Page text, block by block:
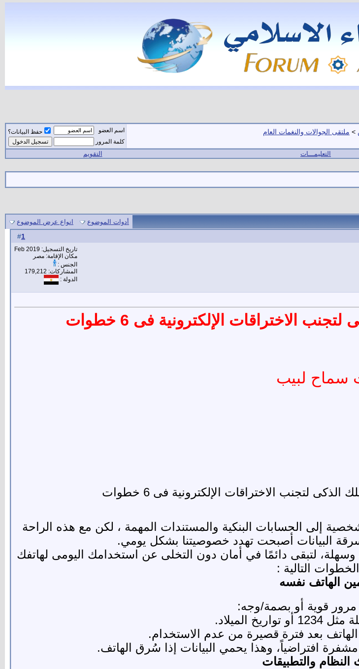
> ملتقى الجوالات والنغمات العام اسم العضو
حفظ البيانات؟
كلمة المرور
التعليمـــات التقويم
أدوات الموضوع انواع عرض الموضوع
1
تاريخ التسجيل: Feb 2019
مكان الإقامة: مصر
الجنس :
المشاركات: 179,212
الدولة :
الاختراقات الإلكترونية فى 6 خطوات
سماح لبيب
الذكى لتجنب الاختراقات الإلكترونية فى 6 خطوات
إلى الحسابات البنكية والمستندات المهمة ، لكن مع هذه الراحة
البيانات أصبحت تهدد خصوصيتنا بشكل يومي.
لتبقى دائمًا في أمان دون التخلى عن استخدامك اليومى لهاتفك
التالية :
مرور قوية أو بصمة/وجه:
الميلاد.
الهاتف بعد فترة قصيرة من عدم الاستخدام.
افتراضياً، وهذا يحمي البيانات إذا سُرق الهاتف.